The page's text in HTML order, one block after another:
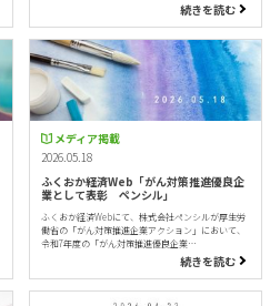
続きを読む
メディア掲載
2026.05.18
ふくおか経済Web「がん対策推進優良企
業として表彰 ペンシル」
ふくおか経済Webにて、株式会社ペンシルが厚生労
働省の「がん対策推進企業アクション」において、
令和7年度の「がん対策推進優良企業…
続きを読む